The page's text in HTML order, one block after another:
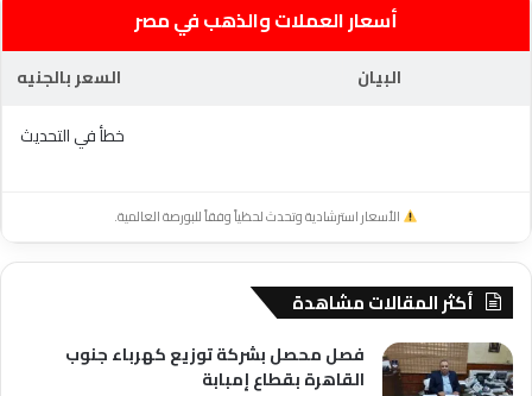
أسعار العملات والذهب في مصر
البيان
السعر بالجنيه
خطأ في التحديث
الأسعار استرشادية وتحدث لحظياً وفقاً للبورصة العالمية.
أكثر المقالات مشاهدة
فصل محصل بشركة توزيع كهرباء جنوب
القاهرة بقطاع إمبابة